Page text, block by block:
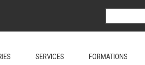
RECHERCHER :
SERVICES FORMATIONS